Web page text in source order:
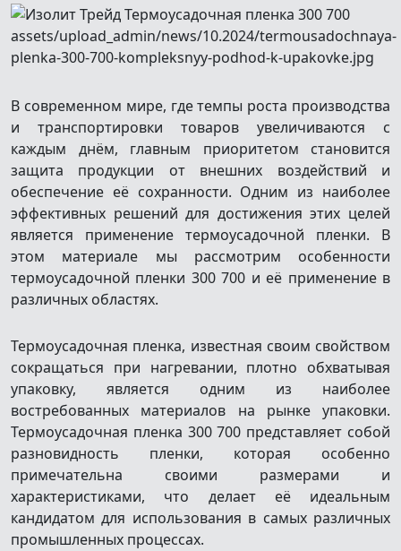
В современном мире, где темпы роста производства
и транспортировки товаров увеличиваются с
каждым днём, главным приоритетом становится
защита продукции от внешних воздействий и
обеспечение её сохранности. Одним из наиболее
эффективных решений для достижения этих целей
является применение термоусадочной пленки. В
этом материале мы рассмотрим особенности
термоусадочной пленки 300 700 и её применение в
различных областях.
Термоусадочная пленка, известная своим свойством
сокращаться при нагревании, плотно обхватывая
упаковку, является одним из наиболее
востребованных материалов на рынке упаковки.
Термоусадочная пленка 300 700 представляет собой
разновидность пленки, которая особенно
примечательна своими размерами и
характеристиками, что делает её идеальным
кандидатом для использования в самых различных
промышленных процессах.